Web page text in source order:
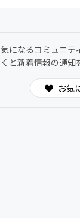
気になるコミュニテ
くと新着情報の通知
お気